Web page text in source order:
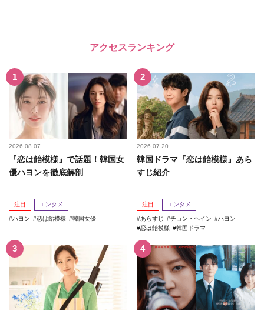
アクセスランキング
2026.08.07
『恋は飴模様』で話題！韓国女
優ハヨンを徹底解剖
注目 エンタメ
ハヨン 恋は飴模様 韓国女優
2026.07.20
韓国ドラマ『恋は飴模様』あら
すじ紹介
注目 エンタメ
あらすじ チョン・ヘイン
ハヨン
恋は飴模様
韓国ドラマ